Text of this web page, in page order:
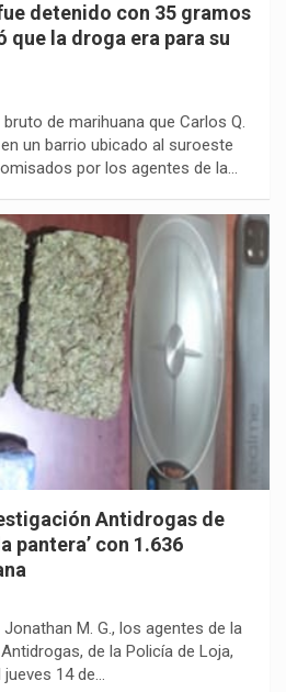
detenido con 35 gramos
que la droga era para su
de marihuana que Carlos Q.
un barrio ubicado al suroeste
por los agentes de la…
Antidrogas de
pantera’ con 1.636
Jonathan M. G., los agentes de la
de la Policía de Loja,
jueves 14 de…